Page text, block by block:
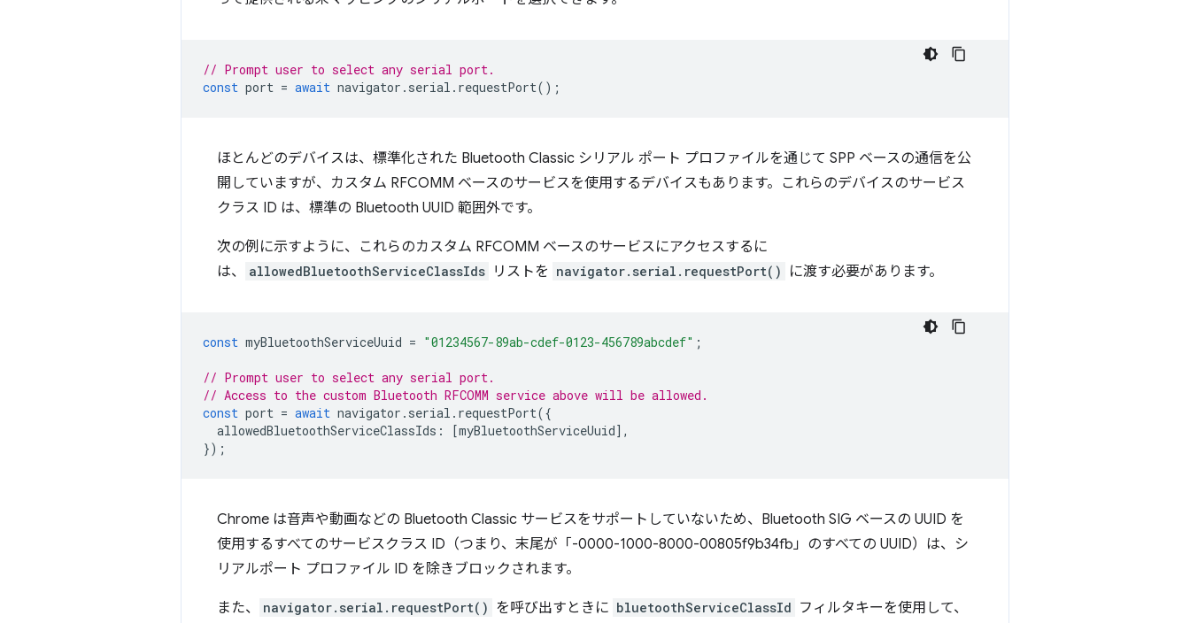
// Prompt user to select any serial port.
const port = await navigator . serial . requestPort();
ほとんどのデバイスは、標準化された Bluetooth Classic シリアル ポート プロファイルを通じて SPP ベースの通信を公
開していますが、カスタム RFCOMM ベースのサービスを使用するデバイスもあります。これらのデバイスのサービス
クラス ID は、標準の Bluetooth UUID 範囲外です。
次の例に示すように、これらのカスタム RFCOMM ベースのサービスにアクセスするに
は、
allowedBluetoothServiceClassIds リストを navigator.serial.requestPort() に渡す必要があります。
const myBluetoothServiceUuid = "01234567-89ab-cdef-0123-456789abcdef" ;
// Prompt user to select any serial port.
// Access to the custom Bluetooth RFCOMM service above will be allowed.
const port = await navigator . serial . requestPort({
allowedBluetoothServiceClassIds : [myBluetoothServiceUuid],
});
Chrome は音声や動画などの Bluetooth Classic サービスをサポートしていないため、Bluetooth SIG ベースの UUID を
使用するすべてのサービスクラス ID（つまり、末尾が「-0000-1000-8000-00805f9b34fb」のすべての UUID）は、シ
リアルポート プロファイル ID を除きブロックされます。
また、 navigator.serial.requestPort() を呼び出すときに bluetoothServiceClassId フィルタキーを使用して、